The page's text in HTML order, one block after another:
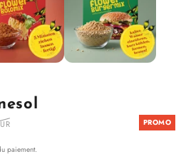
PROMO
paiement.